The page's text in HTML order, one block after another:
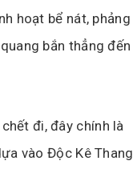
hoạt bể nát, phảng
bắn thẳng đến
đi, đây chính là
vào Độc Kê Thang